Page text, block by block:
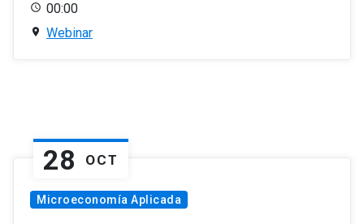
00:00
Webinar
28 OCT
Microeconomía Aplicada